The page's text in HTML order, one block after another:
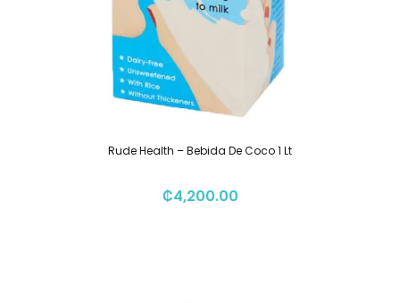
Rude Health – Bebida De Coco 1 Lt
₡4,200.00